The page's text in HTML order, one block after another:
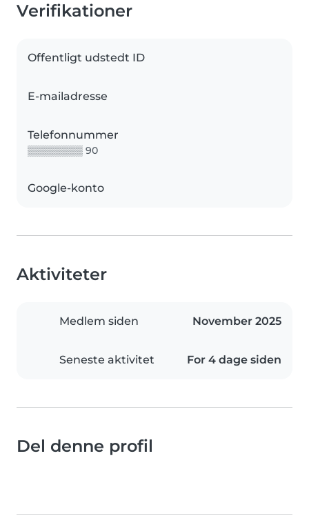
Verifikationer
Offentligt udstedt ID
E-mailadresse
Telefonnummer
▒▒▒▒▒▒▒▒ 90
Google-konto
Aktiviteter
Medlem siden November 2025
Seneste aktivitet For 4 dage siden
Del denne profil